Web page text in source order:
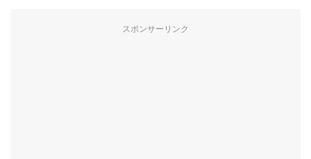
スポンサーリンク